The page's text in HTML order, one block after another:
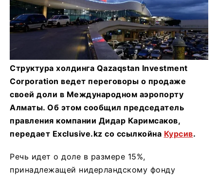
Структура холдинга Qazaqstan Investment
Corporation ведет переговоры о продаже
своей доли в Международном аэропорту
Алматы. Об этом сообщил председатель
правления компании Дидар Каримсаков,
передает Еxclusive.kz со ссылкойна Курсив.
Речь идет о доле в размере 15%,
принадлежащей нидерландскому фонду